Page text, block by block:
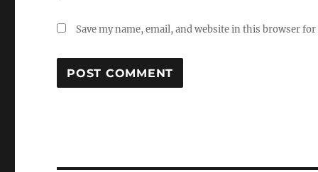
Save my name, email, and website in this browser